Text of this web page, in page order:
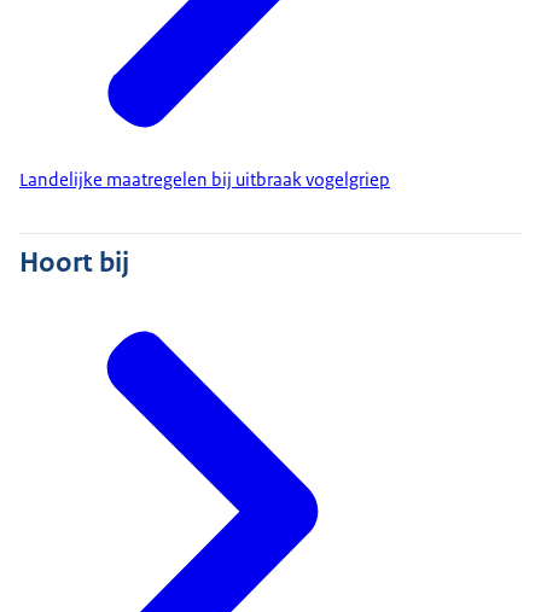
Landelijke maatregelen bij uitbraak vogelgriep
Hoort bij